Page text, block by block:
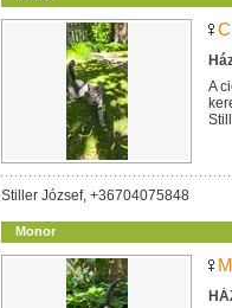
A
Stiller József, +36704075848
Monor